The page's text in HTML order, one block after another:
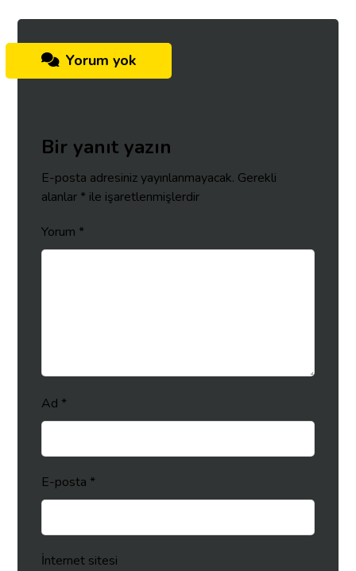
Yorum yok
Bir yanıt yazın
E-posta adresiniz yayınlanmayacak. Gerekli
alanlar * ile işaretlenmişlerdir
Yorum *
Ad *
E-posta *
İnternet sitesi